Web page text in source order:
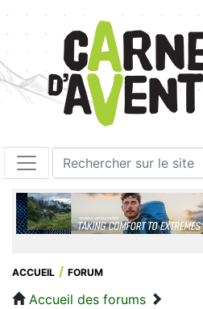
ACCUEIL FORUM
Accueil des forums